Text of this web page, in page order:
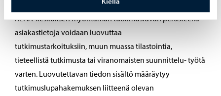
KEHA-keskuksen myöntämän tutkimusluvan perusteella
asiakastietoja voidaan luovuttaa
tutkimustarkoituksiin, muun muassa tilastointia,
tieteellistä tutkimusta tai viranomaisten suunnittelu- työtä
varten. Luovutettavan tiedon sisältö määräytyy
tutkimuslupahakemuksen liitteenä olevan